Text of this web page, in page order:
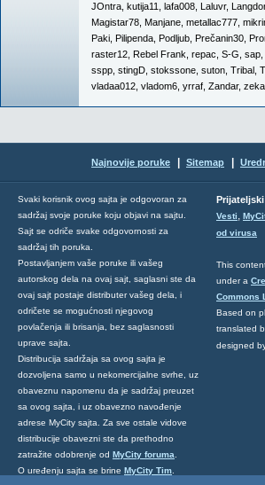
JOntra kutija11 lafa008 Laluvr,
Magistar78 Manjane metallac777
Paki Pilipenda Podljub Prečanin30
raster12 Rebel Frank repac S-G sap
sspp stingD stokssone suton Tribal
vladaa012 vladom6 yrraf Zandar,
Najnovije poruke Sitemap
Svaki korisnik ovog sajta je odgovoran za
sadržaj svoje poruke koju objavi na sajtu.
Sajt se odriče svake odgovornosti za
sadržaj tih poruka.
Postavljanjem vaše poruke ili vašeg
autorskog dela na ovaj sajt, saglasni ste da
ovaj sajt postaje distributer vašeg dela, i
odričete se mogućnosti njegovog
povlačenja ili brisanja, bez saglasnosti
uprave sajta.
Distribucija sadržaja sa ovog sajta je
dozvoljena samo u nekomercijalne svrhe, uz
obaveznu napomenu da je sadržaj preuzet
sa ovog sajta, i uz obavezno navođenje
adrese MyCity sajta. Za sve ostale vidove
distribucije obavezni ste da prethodno
zatražite odobrenje od MyCity foruma
O uređenju sajta se brine MyCity Tim
Vesti,
od virusa
This
under a
Commons
Based on
translated
designed